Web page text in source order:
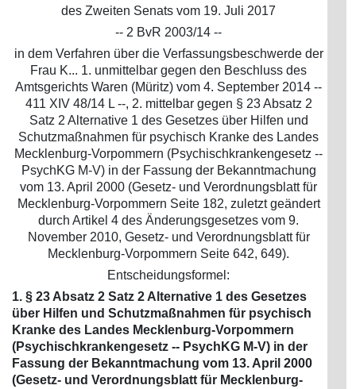
des Zweiten Senats vom 19. Juli 2017
-- 2 BvR 2003/14 --
in dem Verfahren über die Verfassungsbeschwerde der
Frau K... 1. unmittelbar gegen den Beschluss des
Amtsgerichts Waren (Müritz) vom 4. September 2014 --
411 XIV 48/14 L --, 2. mittelbar gegen § 23 Absatz 2
Satz 2 Alternative 1 des Gesetzes über Hilfen und
Schutzmaßnahmen für psychisch Kranke des Landes
Mecklenburg-Vorpommern (Psychischkrankengesetz --
PsychKG M-V) in der Fassung der Bekanntmachung
vom 13. April 2000 (Gesetz- und Verordnungsblatt für
Mecklenburg-Vorpommern Seite 182, zuletzt geändert
durch Artikel 4 des Änderungsgesetzes vom 9.
November 2010, Gesetz- und Verordnungsblatt für
Mecklenburg-Vorpommern Seite 642, 649).
Entscheidungsformel:
1. § 23 Absatz 2 Satz 2 Alternative 1 des Gesetzes
über Hilfen und Schutzmaßnahmen für psychisch
Kranke des Landes Mecklenburg-Vorpommern
(Psychischkrankengesetz -- PsychKG M-V) in der
Fassung der Bekanntmachung vom 13. April 2000
(Gesetz- und Verordnungsblatt für Mecklenburg-